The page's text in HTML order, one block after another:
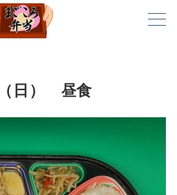
日） 昼食